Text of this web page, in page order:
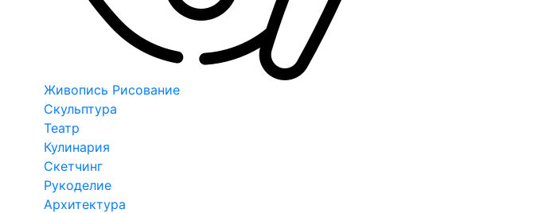
Живопись Рисование
Скульптура
Театр
Кулинария
Скетчинг
Рукоделие
Архитектура